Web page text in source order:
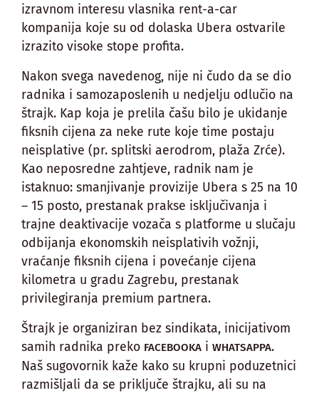
izravnom interesu vlasnika rent-a-car
kompanija koje su od dolaska Ubera ostvarile
izrazito visoke stope profita.
Nakon svega navedenog, nije ni čudo da se dio
radnika i samozaposlenih u nedjelju odlučio na
štrajk. Kap koja je prelila čašu bilo je ukidanje
fiksnih cijena za neke rute koje time postaju
neisplative (pr. splitski aerodrom, plaža Zrće).
Kao neposredne zahtjeve, radnik nam je
istaknuo: smanjivanje provizije Ubera s 25 na 10
– 15 posto, prestanak prakse isključivanja i
trajne deaktivacije vozača s platforme u slučaju
odbijanja ekonomskih neisplativih vožnji,
vraćanje fiksnih cijena i povećanje cijena
kilometra u gradu Zagrebu, prestanak
privilegiranja premium partnera.
Štrajk je organiziran bez sindikata, inicijativom
samih radnika preko FACEBOOKA i WHATSAPPA.
Naš sugovornik kaže kako su krupni poduzetnici
razmišljali da se priključe štrajku, ali su na